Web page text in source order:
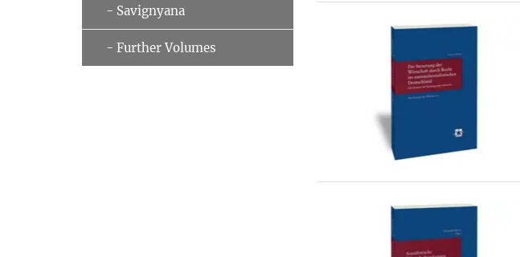
- Savignyana
- Further Volumes